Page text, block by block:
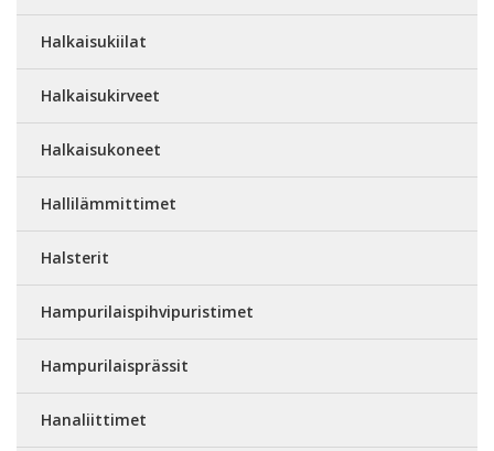
Halkaisukiilat
Halkaisukirveet
Halkaisukoneet
Hallilämmittimet
Halsterit
Hampurilaispihvipuristimet
Hampurilaisprässit
Hanaliittimet